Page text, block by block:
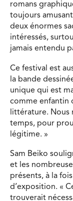
romans
toujours
deux énormes
intéressés,
jamais entendu
Ce festival est
la bande
unique qui est
comme enfantin
littérature. Nous
temps, pour
légitime. »
Sam Beiko
et les
présents, à la
d’exposition. «
trouverait